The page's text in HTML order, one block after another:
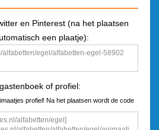
en Pinterest (na het plaatsen
een plaatje):
of profiel:
profiel! Na het plaatsen wordt de code